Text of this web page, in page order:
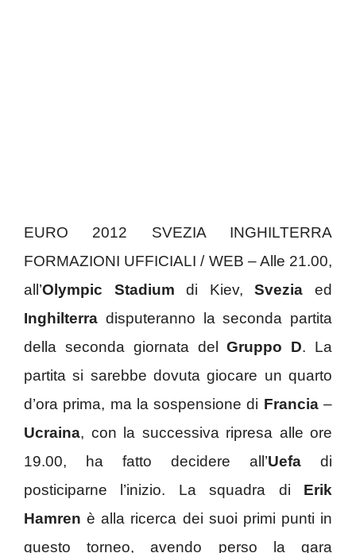
EURO 2012 SVEZIA INGHILTERRA
FORMAZIONI UFFICIALI / WEB – Alle 21.00,
all’Olympic Stadium di Kiev,Svezia ed
Inghilterra disputeranno la seconda partita
della seconda giornata delGruppo D. La
partita si sarebbe dovuta giocare un quarto
d’ora prima, ma la sospensione di Francia–
Ucraina, con la successiva ripresa alle ore
19.00, ha fatto decidere all’Uefa di
posticiparne l’inizio. La squadra di Erik
Hamren è alla ricerca dei suoi primi punti in
questo torneo, avendo perso la gara